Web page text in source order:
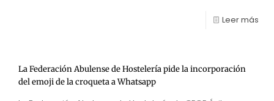
Leer más
La Federación Abulense de Hostelería pide la incorporación
del emoji de la croqueta a Whatsapp